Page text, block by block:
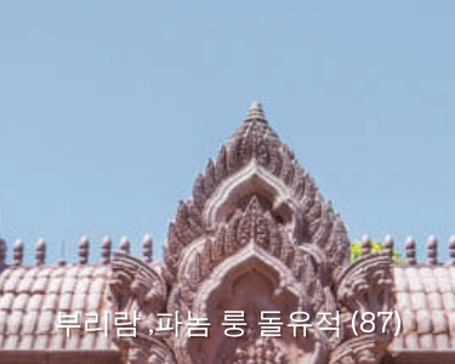
부리람 ,파놈 룽 돌유적 (87)